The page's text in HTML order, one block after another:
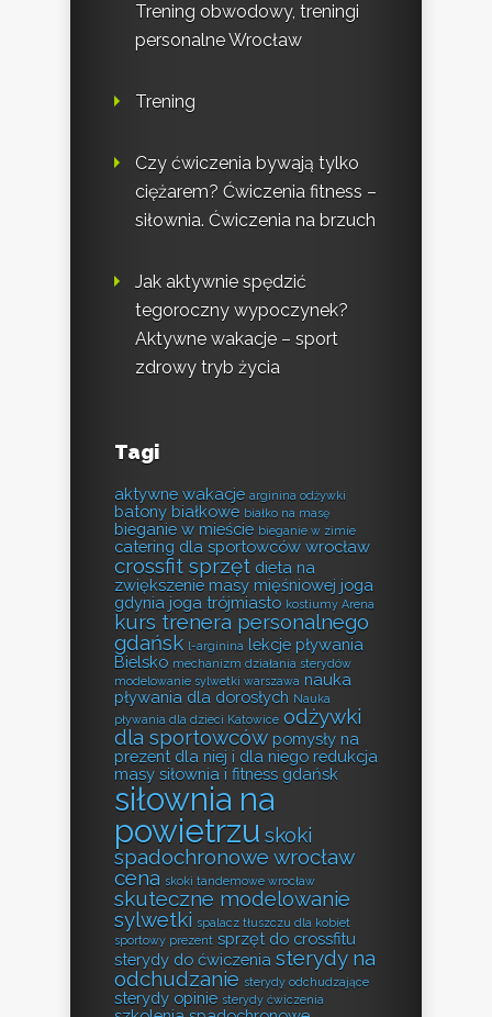
Trening obwodowy, treningi
personalne Wrocław
Trening
Czy ćwiczenia bywają tylko
ciężarem? Ćwiczenia fitness –
siłownia. Ćwiczenia na brzuch
Jak aktywnie spędzić
tegoroczny wypoczynek?
Aktywne wakacje – sport
zdrowy tryb życia
Tagi
aktywne wakacje arginina odżywki
batony białkowe białko na masę
bieganie w mieście bieganie w zimie
catering dla sportowców wrocław
crossfit sprzęt dieta na
zwiększenie masy mięśniowej joga
gdynia joga trójmiasto kostiumy Arena
kurs trenera personalnego
gdańsk l-arginina lekcje pływania
Bielsko mechanizm działania sterydów
modelowanie sylwetki warszawa nauka
pływania dla dorosłych Nauka
pływania dla dzieci Katowice odżywki
dla sportowców pomysły na
prezent dla niej i dla niego redukcja
masy siłownia i fitness gdańsk
siłownia na
powietrzu skoki
spadochronowe wrocław
cena skoki tandemowe wrocław
skuteczne modelowanie
sylwetki spalacz tłuszczu dla kobiet
sportowy prezent sprzęt do crossfitu
sterydy do ćwiczenia sterydy na
odchudzanie sterydy odchudzające
sterydy opinie sterydy ćwiczenia